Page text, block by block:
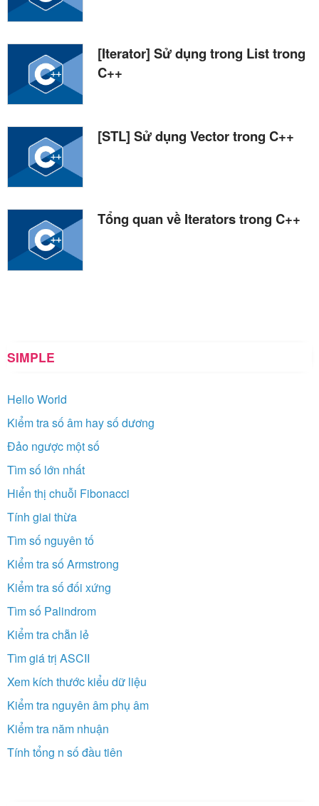
[Iterator] Sử dụng trong List trong
C++
[STL] Sử dụng Vector trong C++
Tổng quan về Iterators trong C++
SIMPLE
Hello World
Kiểm tra số âm hay số dương
Đảo ngược một số
Tìm số lớn nhất
Hiển thị chuỗi Fibonacci
Tính giai thừa
Tìm số nguyên tố
Kiểm tra số Armstrong
Kiểm tra số đối xứng
Tìm số Palindrom
Kiểm tra chẵn lẻ
Tìm giá trị ASCII
Xem kích thước kiểu dữ liệu
Kiểm tra nguyên âm phụ âm
Kiểm tra năm nhuận
Tính tổng n số đầu tiên